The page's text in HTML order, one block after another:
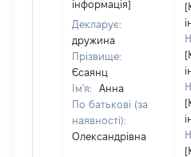
інформація]
Декларує:
дружина
Прізвище:
Єсаянц
Ім'я:
Анна
По батькові (за
наявності):
Олександрівна